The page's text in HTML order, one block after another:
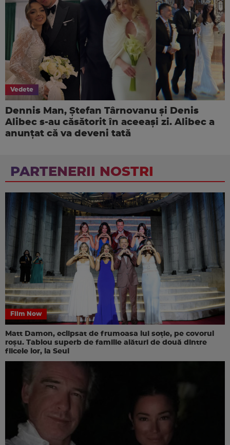
Vedete
Dennis Man, Ștefan Târnovanu și Denis
Alibec s-au căsătorit în aceeași zi. Alibec a
anunțat că va deveni tată
PARTENERII NOSTRI
Film Now
Matt Damon, eclipsat de frumoasa lui soție, pe covorul
roșu. Tablou superb de familie alături de două dintre
fiicele lor, la Seul